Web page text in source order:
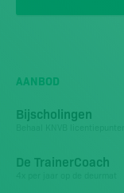
AANBOD
Bijscholingen
De TrainerCoach